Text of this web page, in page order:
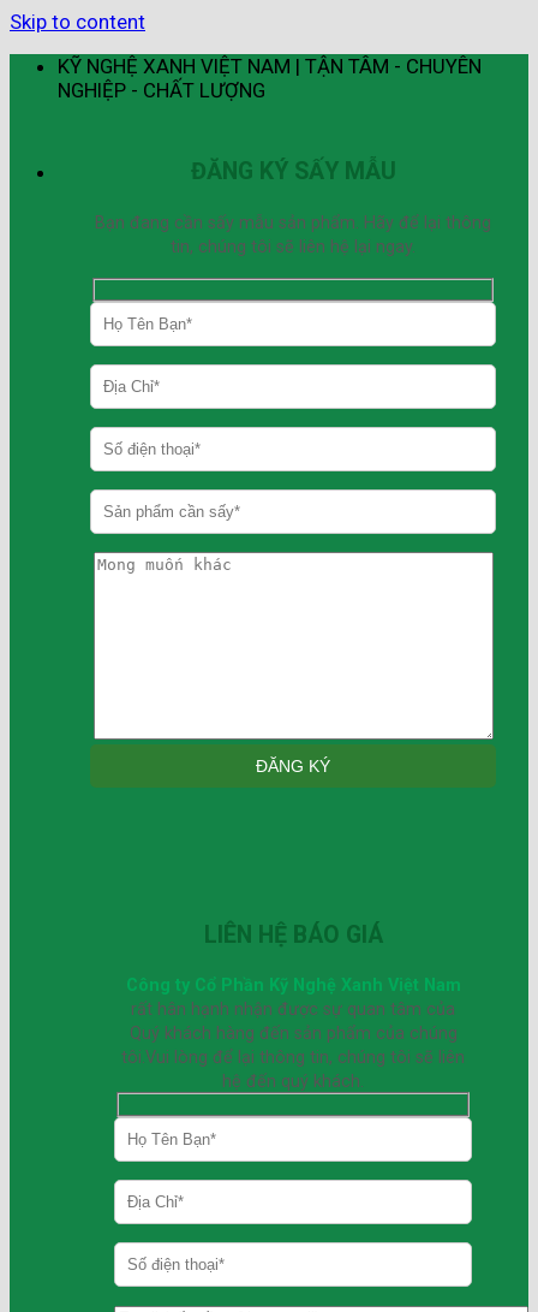
Skip to content
KỸ NGHỆ XANH VIỆT NAM | TẬN TÂM - CHUYÊN
NGHIỆP - CHẤT LƯỢNG
ĐĂNG KÝ SẤY MẪU
Bạn đang cần sấy mẫu sản phẩm. Hãy để lại thông
tin, chúng tôi sẽ liên hệ lại ngay.
LIÊN HỆ BÁO GIÁ
Công ty Cổ Phần Kỹ Nghệ Xanh Việt Nam
rất hân hạnh nhận được sự quan tâm của
Quý khách hàng đến sản phẩm của chúng
tôi.Vui lòng để lại thông tin, chúng tôi sẽ liên
hệ đến quý khách.